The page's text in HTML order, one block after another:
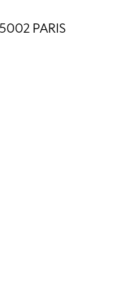
PARIS